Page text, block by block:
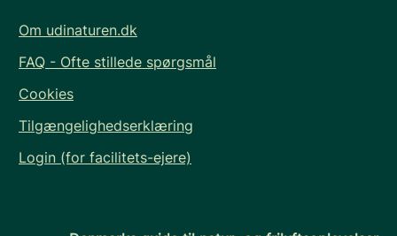
Om udinaturen.dk
FAQ - Ofte stillede spørgsmål
Cookies
Tilgængelighedserklæring
Login (for facilitets-ejere)